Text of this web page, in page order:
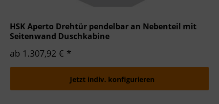
HSK Aperto Drehtür pendelbar an Nebenteil mit
Seitenwand Duschkabine
ab 1.307,92 € *
Jetzt indiv. konfigurieren